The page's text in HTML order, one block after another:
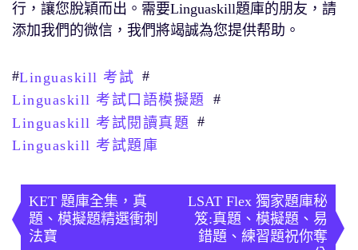
行，讓您脫穎而出。需要Linguaskill題庫的朋友，請
添加我們的微信，我們將竭誠為您提供帮助。
#Linguaskill 考試 #
Linguaskill 考試口語模擬題
#
Linguaskill 考試閱讀真題 #
Linguaskill 考試題庫
章
導
KET 題庫全集，真
題、模擬題精選衝刺
法寶
LSAT Flex 獨家題庫秘
笈:真題、模擬題、易
錯題、練習題祝你奪